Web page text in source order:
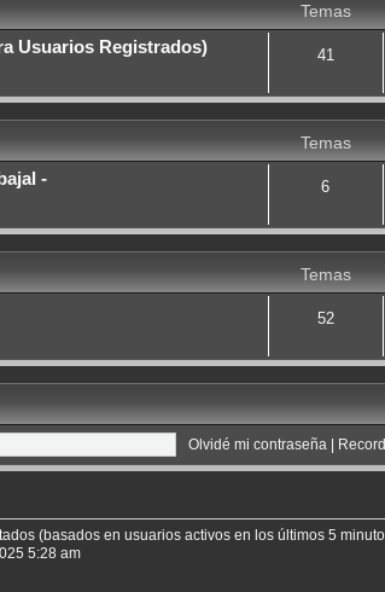
Temas
Usuarios Registrados)
41
Temas
-
6
Temas
52
Olvidé mi contraseña |
(basados en usuarios activos en los últimos 5
5:28 am